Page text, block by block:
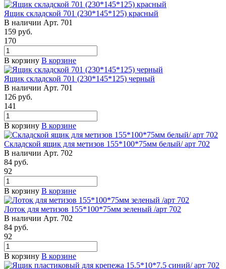
Ящик складской 701 (230*145*125) красный
В наличии Арт. 701
159 руб.
170
В корзину В корзине
Ящик складской 701 (230*145*125) черный
В наличии Арт. 701
126 руб.
141
В корзину В корзине
Складской ящик для метизов 155*100*75мм белый/ арт 702
В наличии Арт. 702
84 руб.
92
В корзину В корзине
Лоток для метизов 155*100*75мм зеленый /арт 702
В наличии Арт. 702
84 руб.
92
В корзину В корзине